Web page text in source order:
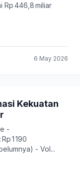
Rp 446,8 miliar
6 May 2026
Kekuatan
-
1 190
- Vol...